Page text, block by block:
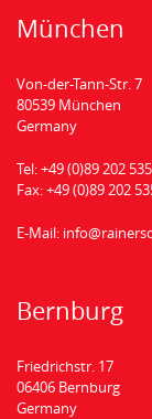
München
Von-der-Tann-Str. 7
80539 München
Germany
Tel:+49 (0)89 202
Fax:+49 (0)89 202
E-Mail:
Bernburg
Friedrichstr. 17
06406 Bernburg
Germany